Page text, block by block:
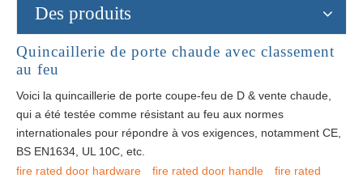
Des produits
Quincaillerie de porte chaude avec classement
au feu
Voici la quincaillerie de porte coupe-feu de D & vente chaude,
qui a été testée comme résistant au feu aux normes
internationales pour répondre à vos exigences, notamment CE,
BS EN1634, UL 10C, etc.
fire rated door hardware
fire rated door handle
fire rated